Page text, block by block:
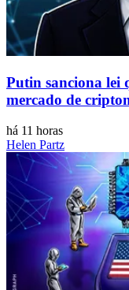
Putin sanciona lei
mercado de
há 11 horas
Helen Partz